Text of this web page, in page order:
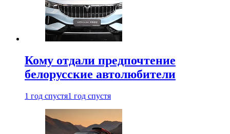
Кому отдали предпочтение
белорусские автолюбители
1 год спустя1 год спустя